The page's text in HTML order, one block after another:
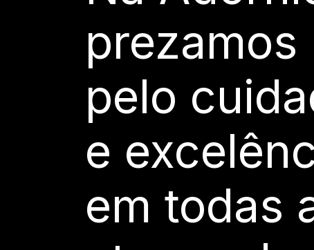
prezamos
pelo
e
em todas